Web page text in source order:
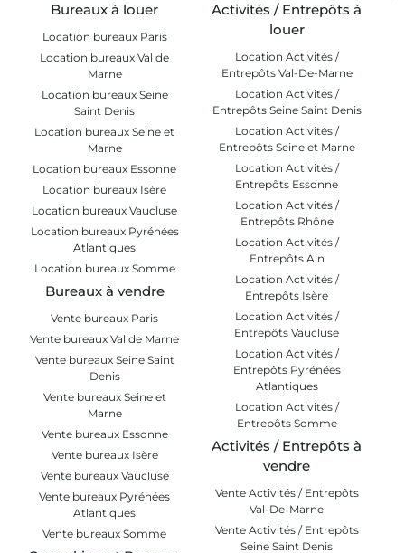
Bureaux à louer
Location bureaux Paris
Location bureaux Val de
Marne
Location bureaux Seine
Saint Denis
Location bureaux Seine et
Marne
Location bureaux Essonne
Location bureaux Isère
Location bureaux Vaucluse
Location bureaux Pyrénées
Atlantiques
Location bureaux Somme
Bureaux à vendre
Vente bureaux Paris
Vente bureaux Val de Marne
Vente bureaux Seine Saint
Denis
Vente bureaux Seine et
Marne
Vente bureaux Essonne
Vente bureaux Isère
Vente bureaux Vaucluse
Vente bureaux Pyrénées
Atlantiques
Vente bureaux Somme
Activités / Entrepôts à
louer
Location Activités /
Entrepôts Val-De-Marne
Location Activités /
Entrepôts Seine Saint Denis
Location Activités /
Entrepôts Seine et Marne
Location Activités /
Entrepôts Essonne
Location Activités /
Entrepôts Rhône
Location Activités /
Entrepôts Ain
Location Activités /
Entrepôts Isère
Location Activités /
Entrepôts Vaucluse
Location Activités /
Entrepôts Pyrénées
Atlantiques
Location Activités /
Entrepôts Somme
Activités / Entrepôts à
vendre
Vente Activités / Entrepôts
Val-De-Marne
Vente Activités / Entrepôts
Seine Saint Denis